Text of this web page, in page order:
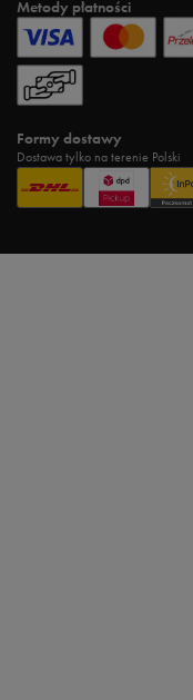
Metody płatności
Formy dostawy
Dostawa tylko na terenie Polski